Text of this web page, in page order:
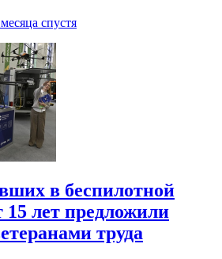
спустя
в беспилотной
15 лет предложили
труда